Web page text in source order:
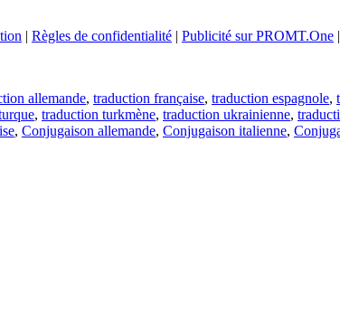
| Règles de confidentialité | Publicité sur PROMT.One |
allemande, traduction française, traduction espagnole,
, traduction turkmène, traduction ukrainienne,
, Conjugaison allemande, Conjugaison italienne,